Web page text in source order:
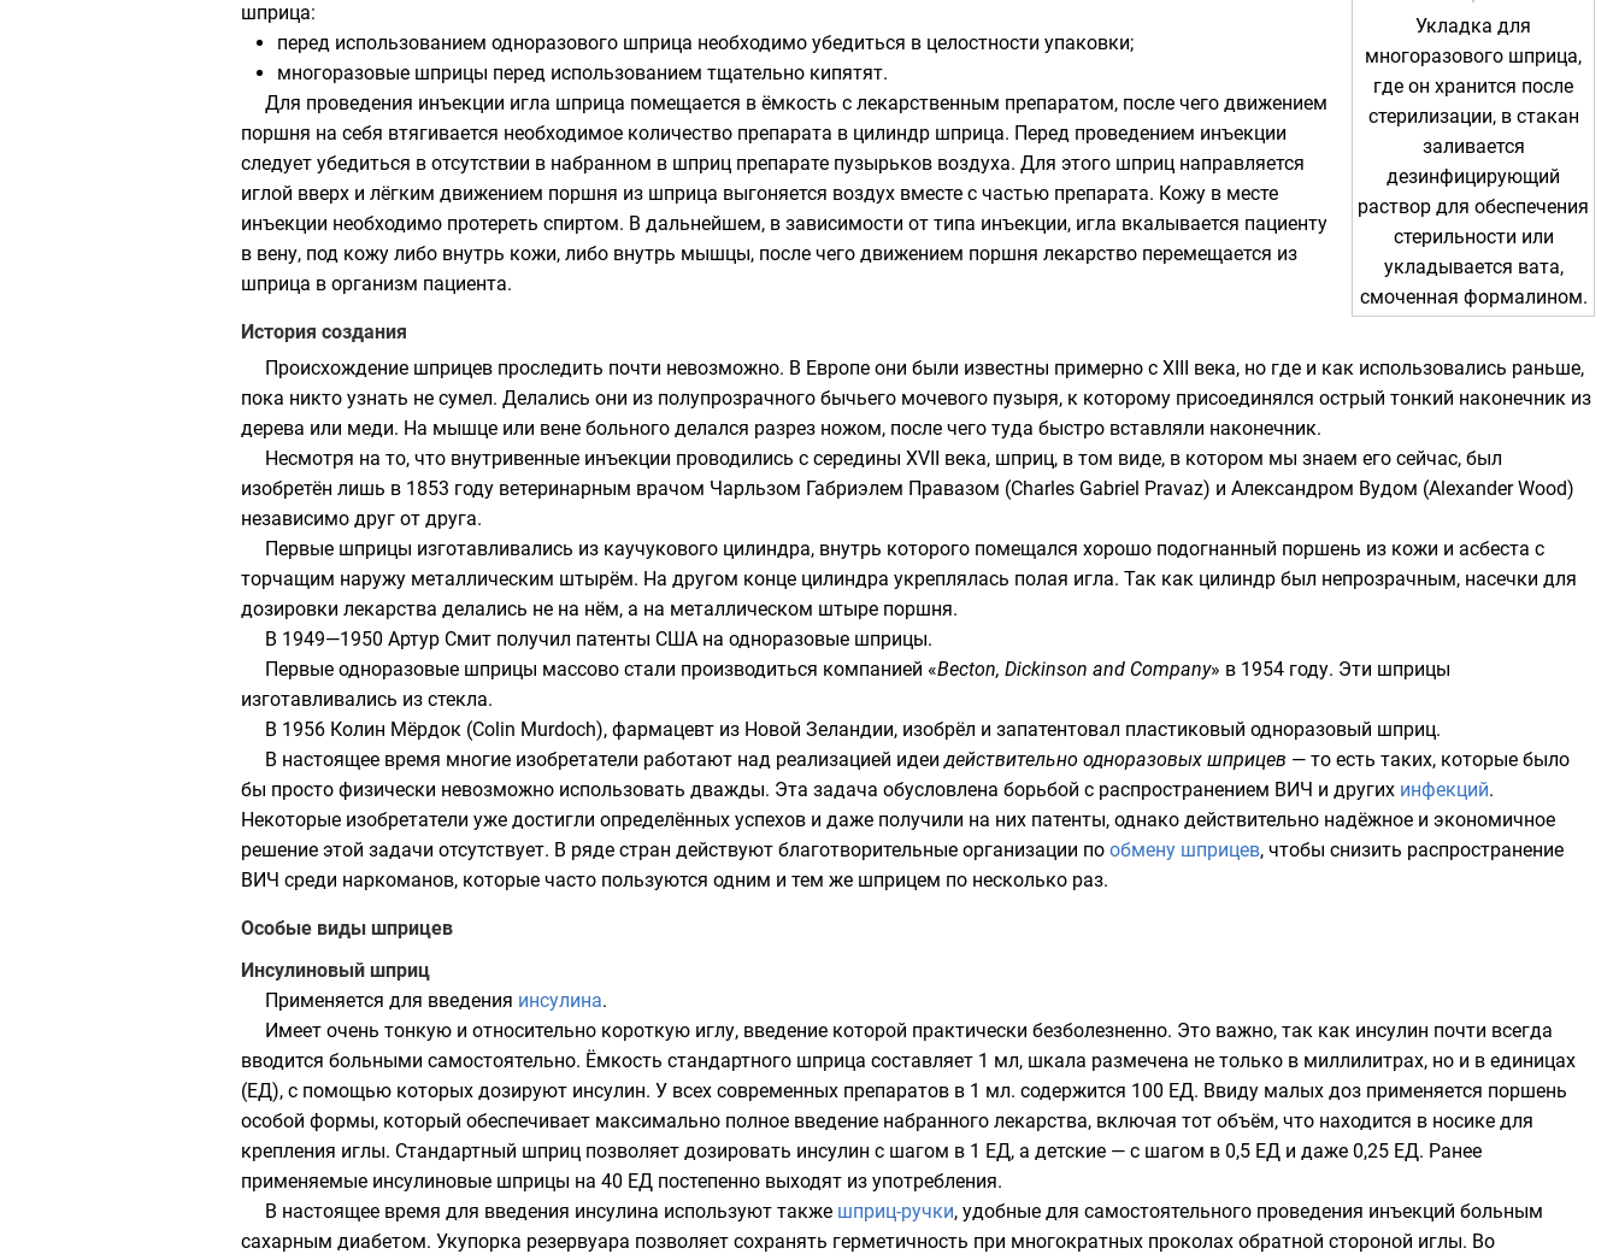
Укладка для
многоразового шприца,
где он хранится после
стерилизации, в стакан
заливается
дезинфицирующий
раствор для обеспечения
стерильности или
укладывается вата,
смоченная формалином.
шприца:
перед использованием одноразового шприца необходимо убедиться в целостности упаковки;
многоразовые шприцы перед использованием тщательно кипятят.
Для проведения инъекции игла шприца помещается в ёмкость с лекарственным препаратом, после чего движением
поршня на себя втягивается необходимое количество препарата в цилиндр шприца. Перед проведением инъекции
следует убедиться в отсутствии в набранном в шприц препарате пузырьков воздуха. Для этого шприц направляется
иглой вверх и лёгким движением поршня из шприца выгоняется воздух вместе с частью препарата. Кожу в месте
инъекции необходимо протереть спиртом. В дальнейшем, в зависимости от типа инъекции, игла вкалывается пациенту
в вену, под кожу либо внутрь кожи, либо внутрь мышцы, после чего движением поршня лекарство перемещается из
шприца в организм пациента.
История создания
Происхождение шприцев проследить почти невозможно. В Европе они были известны примерно с XIII века, но где и как использовались раньше,
пока никто узнать не сумел. Делались они из полупрозрачного бычьего мочевого пузыря, к которому присоединялся острый тонкий наконечник из
дерева или меди. На мышце или вене больного делался разрез ножом, после чего туда быстро вставляли наконечник.
Несмотря на то, что внутривенные инъекции проводились с середины XVII века, шприц, в том виде, в котором мы знаем его сейчас, был
изобретён лишь в 1853 году ветеринарным врачом Чарльзом Габриэлем Правазом (Charles Gabriel Pravaz) и Александром Вудом (Alexander Wood)
независимо друг от друга.
Первые шприцы изготавливались из каучукового цилиндра, внутрь которого помещался хорошо подогнанный поршень из кожи и асбеста с
торчащим наружу металлическим штырём. На другом конце цилиндра укреплялась полая игла. Так как цилиндр был непрозрачным, насечки для
дозировки лекарства делались не на нём, а на металлическом штыре поршня.
В 1949—1950 Артур Смит получил патенты США на одноразовые шприцы.
Первые одноразовые шприцы массово стали производиться компанией «Becton, Dickinson and Company» в 1954 году. Эти шприцы
изготавливались из стекла.
В 1956 Колин Мёрдок (Colin Murdoch), фармацевт из Новой Зеландии, изобрёл и запатентовал пластиковый одноразовый шприц.
В настоящее время многие изобретатели работают над реализацией идеидействительно одноразовых шприцев — то есть таких, которые было
бы просто физически невозможно использовать дважды. Эта задача обусловлена борьбой с распространением ВИЧ и других инфекций.
Некоторые изобретатели уже достигли определённых успехов и даже получили на них патенты, однако действительно надёжное и экономичное
решение этой задачи отсутствует. В ряде стран действуют благотворительные организации по обмену шприцев, чтобы снизить распространение
ВИЧ среди наркоманов, которые часто пользуются одним и тем же шприцем по несколько раз.
Особые виды шприцев
Инсулиновый шприц
Применяется для введения инсулина.
Имеет очень тонкую и относительно короткую иглу, введение которой практически безболезненно. Это важно, так как инсулин почти всегда
вводится больными самостоятельно. Ёмкость стандартного шприца составляет 1 мл, шкала размечена не только в миллилитрах, но и в единицах
(ЕД), с помощью которых дозируют инсулин. У всех современных препаратов в 1 мл. содержится 100 ЕД. Ввиду малых доз применяется поршень
особой формы, который обеспечивает максимально полное введение набранного лекарства, включая тот объём, что находится в носике для
крепления иглы. Стандартный шприц позволяет дозировать инсулин с шагом в 1 ЕД, а детские — с шагом в 0,5 ЕД и даже 0,25 ЕД. Ранее
применяемые инсулиновые шприцы на 40 ЕД постепенно выходят из употребления.
В настоящее время для введения инсулина используют также шприц-ручки, удобные для самостоятельного проведения инъекций больным
сахарным диабетом. Укупорка резервуара позволяет сохранять герметичность при многократных проколах обратной стороной иглы. Во